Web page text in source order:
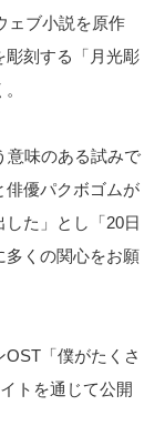
ェブ小説を原作
彫刻する「月光彫
意味のある試みで
俳優パクボゴムが
た」とし「20日
多くの関心をお願
「僕がたくさ
トを通じて公開